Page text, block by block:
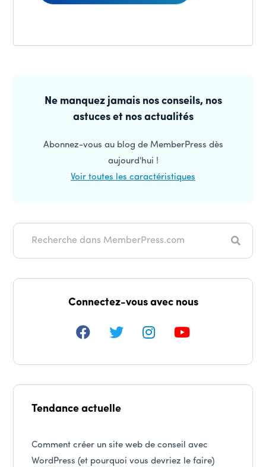
latérale
principale
Ne manquez jamais nos conseils, nos
astuces et nos actualités
Abonnez-vous au blog de MemberPress dès
aujourd'hui !
Voir toutes les caractéristiques
Connectez-vous avec nous
Tendance actuelle
Comment créer un site web de conseil avec
WordPress (et pourquoi vous devriez le faire)